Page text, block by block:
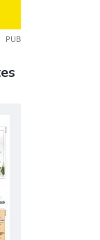
PUB